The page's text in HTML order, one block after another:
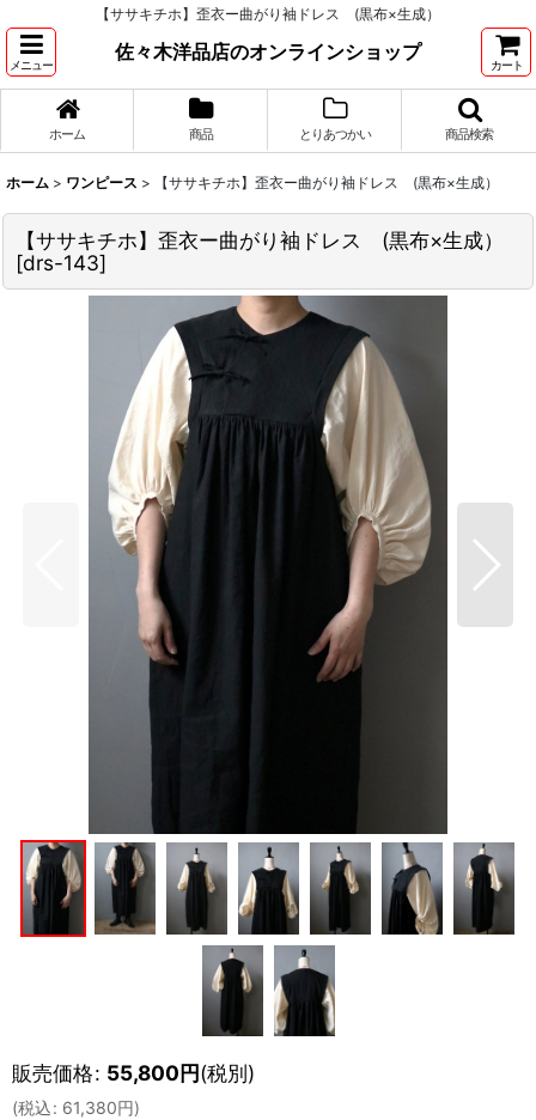
【ササキチホ】歪衣ー曲がり袖ドレス (黒布×生成）
メニュー
佐々木洋品店のオンラインショップ
カート
ホーム 商品 とりあつかい 商品検索
ホーム > ワンピース > 【ササキチホ】歪衣ー曲がり袖ドレス (黒布×生成）
【ササキチホ】歪衣ー曲がり袖ドレス (黒布×生成）
[drs-143]
販売価格: 55,800円(税別)
(税込: 61,380円)